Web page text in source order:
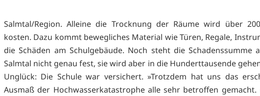
Salmtal/Region. Alleine die Trocknung der Räume wird über
kosten. Dazu kommt bewegliches Material wie Türen, Regale,
die Schäden am Schulgebäude. Noch steht die Schadenssumme
Salmtal nicht genau fest, sie wird aber in die Hunderttausende
Unglück: Die Schule war versichert. »Trotzdem hat uns das
Ausmaß der Hochwasserkatastrophe alle sehr betroffen gemacht.